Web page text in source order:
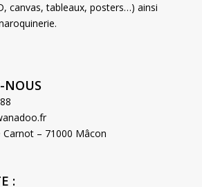
canvas, tableaux, posters…) ainsi
NOUS
Carnot – 71000 Mâcon
: